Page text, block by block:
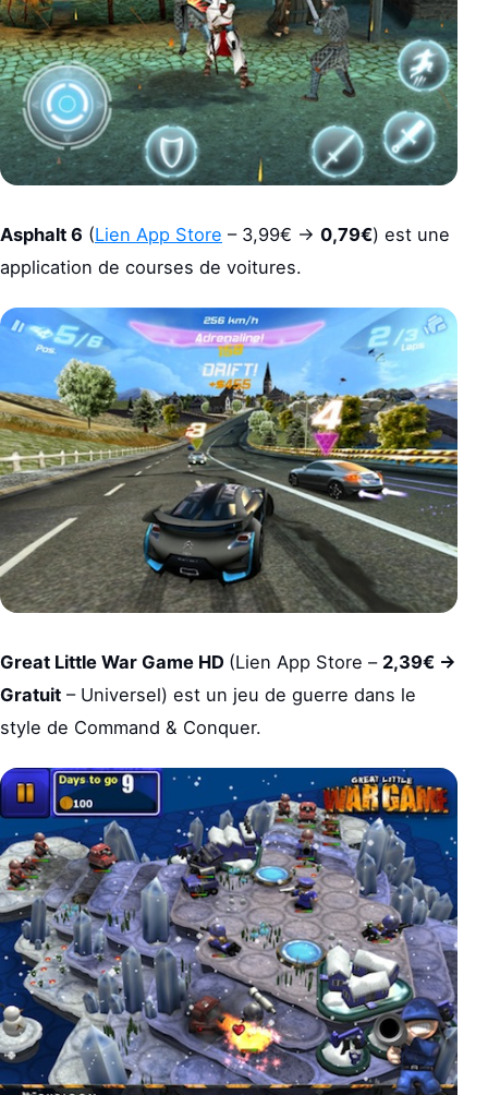
Asphalt 6 (Lien App Store – 3,99€ -> 0,79€) est une
application de courses de voitures.
Great Little War Game HD (Lien App Store – 2,39€ ->
Gratuit – Universel) est un jeu de guerre dans le
style de Command & Conquer.